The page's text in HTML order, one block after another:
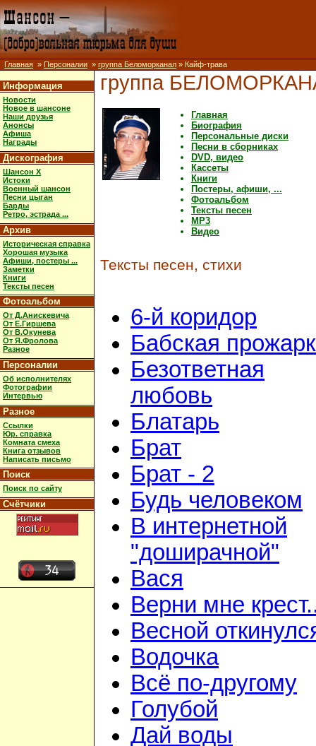
Главная » Персоналии » группа Беломорканал » Кайф-трава
Информация
Новости
Новое в шансоне
Наши друзья
Анонсы
Афиша
Награды
Дискография
Шансон X
Истоки
Военный шансон
Песни цыган
Барды
Ретро, эстрада ...
Архив
Историческая справка
Хорошая музыка
Афиши, постеры ...
Заметки
Книги
Тексты песен
Фотоальбом
От Д.Анискевича
От Е.Гиршева
От В.Окунева
От Я.Фролова
Разное
Персоналии
Об исполнителях
Фотографии
Интервью
Разное
Ссылки
Юр. справка
Комната смеха
Книга отзывов
Написать письмо
Поиск
Поиск по сайту
Счётчики
группа
Главная
Биография
Персональные диски
Песни в сборниках
DVD, видео
Кассеты
Книги
Постеры, афиши, ...
Фотоальбом
Тексты песен
MP3
Видео
Тексты песен, стихи
6-й коридор
Бабская
Безответная
любовь
Блатарь
Брат
Брат - 2
Будь человеком
В интернетной
"доширачной"
Вася
Верни мне
Весной
Водочка
Всё по-другому
Голубой
Дай воды